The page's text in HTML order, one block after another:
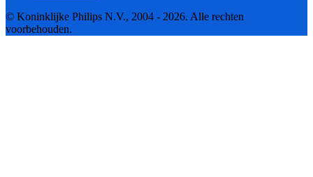
© Koninklijke Philips N.V., 2004 - 2026. Alle rechten
voorbehouden.